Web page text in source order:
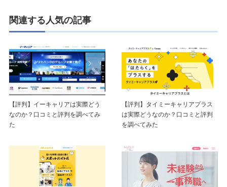
関連する人気の記事
【評判】イーキャリアは実際どう
なのか？口コミと評判を調べてみ
た
【評判】タイミーキャリアプラス
は実際どうなのか？口コミと評判
を調べてみた